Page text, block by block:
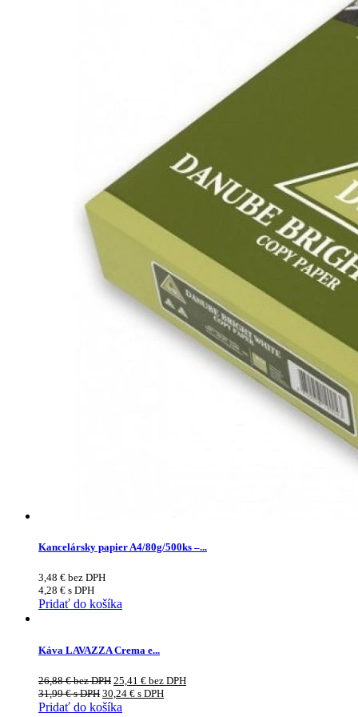
Kancelársky papier A4/80g/500ks –...
3,48 € bez DPH
4,28 € s DPH
Pridať do košíka
Káva LAVAZZA Crema e...
26,88€bez DPH 25,41 € bez DPH
31,99€s DPH 30,24 € s DPH
Pridať do košíka